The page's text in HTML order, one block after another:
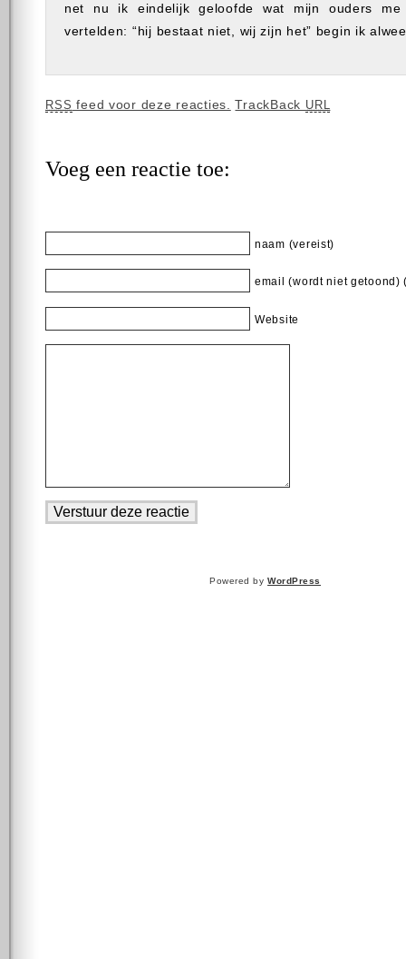
net nu ik eindelijk geloofde wat mijn ouders me
vertelden: “hij bestaat niet, wij zijn het” begin ik
RSS feed voor deze reacties. TrackBack URL
Voeg een reactie toe:
naam (vereist)
email (wordt niet getoond)
Website
Powered byWordPress